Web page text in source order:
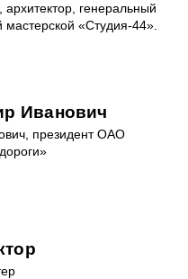
генеральный
мастерской «Студия-44».
Иванович
президент ОАО